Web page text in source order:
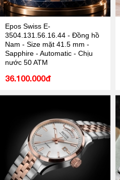
Epos Swiss E-
3504.131.56.16.44 - Đồng hồ
Nam - Size mặt 41.5 mm -
Sapphire - Automatic - Chịu
nước 50 ATM
36.100.000đ